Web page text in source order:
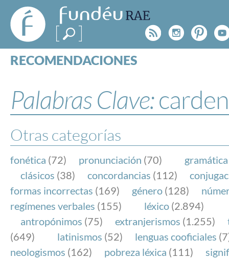
FundéuRAE
- Fundación
del Español
Urgente
Rss
RECOMENDACIONES
ESPECIALES
BLOG
NOTICIAS
SOBRE LA FUNDÉURAE
FundéuRAE es una fundación patrocinada por la
y la Real Academia Española, cuyo objetivo es
el buen uso del español en los medios de
Internet.
Palabras Clave:
Otras categorías
fonética (72) pronunciación (70) gramática
clásicos (38) concordancias (112)
formas incorrectas (169) género (128)
regímenes verbales (155) léxico (2.894)
antropónimos (75) extranjerismos (1.255)
(649)
latinismos (52) lenguas cooficiales
neologismos (162) pobreza léxica (111)